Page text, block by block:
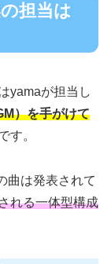
担当は
yamaが担当し
）を手がけて
す。
曲は発表されて
れる一体型構成